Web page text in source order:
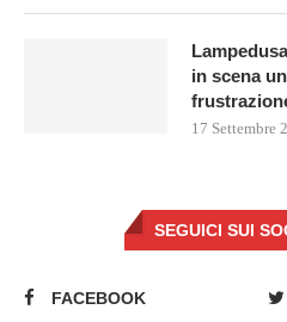
in scena
17 Settembre
SEGUICI SUI
FACEBOOK